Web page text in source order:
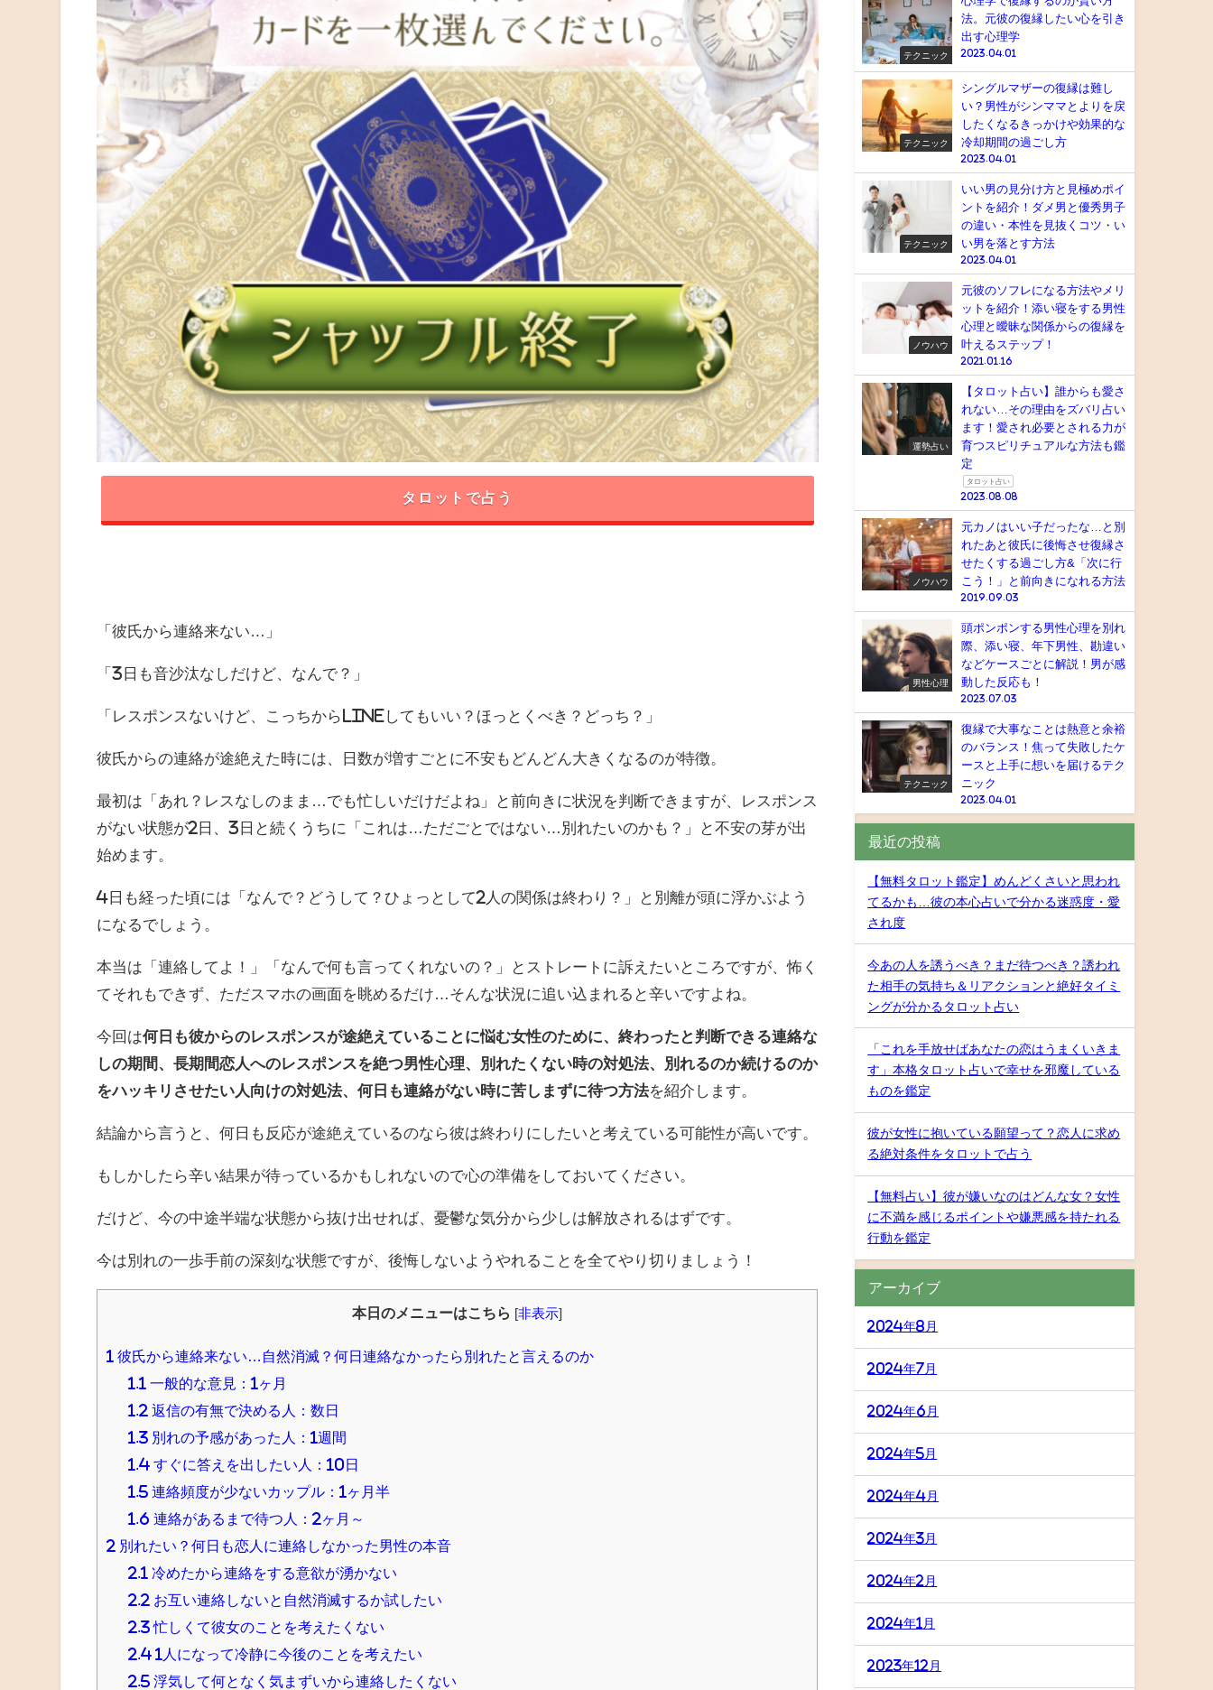
タロットで占う
「彼氏から連絡来ない…」
「3日も音沙汰なしだけど、なんで？」
「レスポンスないけど、こっちからlineしてもいい？ほっとくべき？どっち？」
彼氏からの連絡が途絶えた時には、日数が増すごとに不安もどんどん大きくなるのが特徴。
最初は「あれ？レスなしのまま…でも忙しいだけだよね」と前向きに状況を判断できますが、レスポンス
がない状態が2日、3日と続くうちに「これは…ただごとではない…別れたいのかも？」と不安の芽が出
始めます。
4日も経った頃には「なんで？どうして？ひょっとして2人の関係は終わり？」と別離が頭に浮かぶよう
になるでしょう。
本当は「連絡してよ！」「なんで何も言ってくれないの？」とストレートに訴えたいところですが、怖く
てそれもできず、ただスマホの画面を眺めるだけ…そんな状況に追い込まれると辛いですよね。
今回は何日も彼からのレスポンスが途絶えていることに悩む女性のために、終わったと判断できる連絡な
しの期間、長期間恋人へのレスポンスを絶つ男性心理、別れたくない時の対処法、別れるのか続けるのか
をハッキリさせたい人向けの対処法、何日も連絡がない時に苦しまずに待つ方法を紹介します。
結論から言うと、何日も反応が途絶えているのなら彼は終わりにしたいと考えている可能性が高いです。
もしかしたら辛い結果が待っているかもしれないので心の準備をしておいてください。
だけど、今の中途半端な状態から抜け出せれば、憂鬱な気分から少しは解放されるはずです。
今は別れの一歩手前の深刻な状態ですが、後悔しないようやれることを全てやり切りましょう！
本日のメニューはこちら [非表示
1 彼氏から連絡来ない…自然消滅？何日連絡なかったら別れたと言えるのか
1.1 一般的な意見：1ヶ月
1.2 返信の有無で決める人：数日
1.3 別れの予感があった人：1週間
1.4 すぐに答えを出したい人：10日
1.5 連絡頻度が少ないカップル：1ヶ月半
1.6 連絡があるまで待つ人：2ヶ月～
2 別れたい？何日も恋人に連絡しなかった男性の本音
2.1 冷めたから連絡をする意欲が湧かない
2.2 お互い連絡しないと自然消滅するか試したい
2.3忙しくて彼女のことを考えたくない
2.4 1人になって冷静に今後のことを考えたい
2.5 浮気して何となく気まずいから連絡したくない
テクニック
法。元彼の復縁したい心を引き
出す心理学
2023.04.01
テクニック
シングルマザーの復縁は難し
い？男性がシンママとよりを戻
したくなるきっかけや効果的な
冷却期間の過ごし方
2023.04.01
テクニック
いい男の見分け方と見極めポイ
ントを紹介！ダメ男と優秀男子
の違い・本性を見抜くコツ・い
い男を落とす方法
2023.04.01
ノウハウ
元彼のソフレになる方法やメリ
ットを紹介！添い寝をする男性
心理と曖昧な関係からの復縁を
叶えるステップ！
2021.01.16
運勢占い
【タロット占い】誰からも愛さ
れない…その理由をズバリ占い
ます！愛され必要とされる力が
育つスピリチュアルな方法も鑑
定
タロット占い
2023.08.08
ノウハウ
元カノはいい子だったな…と別
れたあと彼氏に後悔させ復縁さ
せたくする過ごし方&「次に行
こう！」と前向きになれる方法
2019.09.03
男性心理
頭ポンポンする男性心理を別れ
際、添い寝、年下男性、勘違い
などケースごとに解説！男が感
動した反応も！
2023.07.03
テクニック
復縁で大事なことは熱意と余裕
のバランス！焦って失敗したケ
ースと上手に想いを届けるテク
ニック
2023.04.01
最近の投稿
【無料タロット鑑定】めんどくさいと思われ
てるかも…彼の本心占いで分かる迷惑度・愛
され度
今あの人を誘うべき？まだ待つべき？誘われ
た相手の気持ち＆リアクションと絶好タイミ
ングが分かるタロット占い
「これを手放せばあなたの恋はうまくいきま
す」本格タロット占いで幸せを邪魔している
ものを鑑定
彼が女性に抱いている願望って？恋人に求め
る絶対条件をタロットで占う
【無料占い】彼が嫌いなのはどんな女？女性
に不満を感じるポイントや嫌悪感を持たれる
行動を鑑定
アーカイブ
2024年8月
2024年7月
2024年6月
2024年5月
2024年4月
2024年3月
2024年2月
2024年1月
2023年12月